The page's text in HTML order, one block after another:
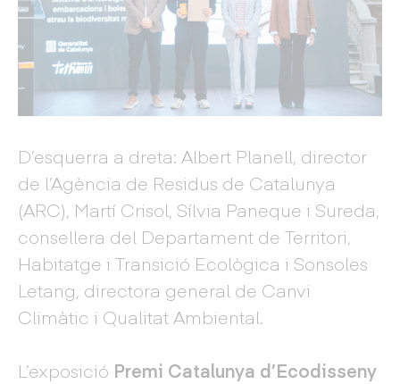
D’esquerra a dreta: Albert Planell, director
de l’Agència de Residus de Catalunya
(ARC), Martí Crisol, Sílvia Paneque i Sureda,
consellera del Departament de Territori,
Habitatge i Transició Ecològica i Sonsoles
Letang, directora general de Canvi
Climàtic i Qualitat Ambiental.
L’exposició Premi Catalunya d’Ecodisseny